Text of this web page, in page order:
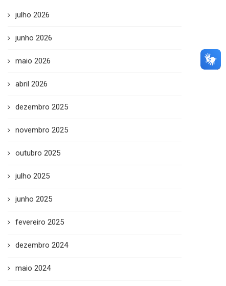
julho 2026
junho 2026
maio 2026
abril 2026
dezembro 2025
novembro 2025
outubro 2025
julho 2025
junho 2025
fevereiro 2025
dezembro 2024
maio 2024